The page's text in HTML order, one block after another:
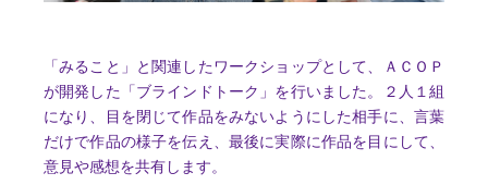
「みること」と関連したワークショップとして、ＡＣＯＰ
が開発した「ブラインドトーク」を行いました。２人１組
になり、目を閉じて作品をみないようにした相手に、言葉
だけで作品の様子を伝え、最後に実際に作品を目にして、
意見や感想を共有します。